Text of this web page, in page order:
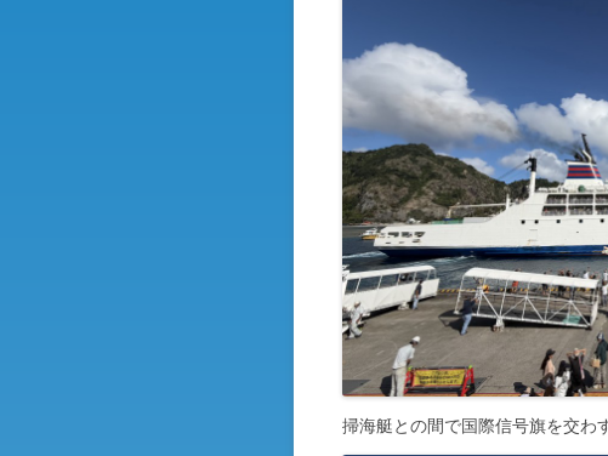
掃海艇との間で国際信号旗を交わ